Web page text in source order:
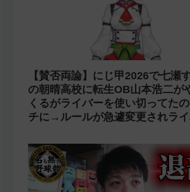
【賛否両論】にじ甲2026で七瀬
の朝晴高校に転生OB山本浩二が
くるがライバーを使い切ってた
チに→ルールが急遽変更されラ